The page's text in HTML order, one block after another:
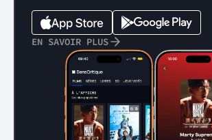
EN SAVOIR PLUS